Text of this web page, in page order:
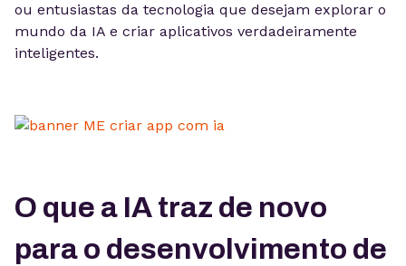
ou entusiastas da tecnologia que desejam explorar o
mundo da IA e criar aplicativos verdadeiramente
inteligentes.
O que a IA traz de novo
para o desenvolvimento de